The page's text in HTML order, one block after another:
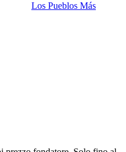
Los Pueblos Más